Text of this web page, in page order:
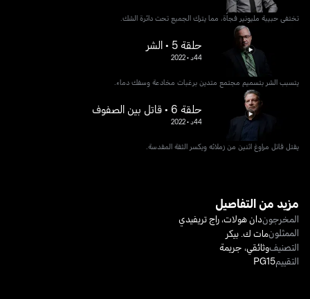
تختفي حبيبة مليونير فجأة، مما يترك الجميع تحت دائرة الشك.
حلقة 5 • الشر
44د •
2022
يتسبب الشر بتسميم مجتمع متدين برغبات مخادعة وسفك دماء.
حلقة 6 • قاتل بين الصفوف
44د •
2022
يقتل قاتل مراوغ اثنين من زملائه ويكسر الثقة المقدسة.
مزيد من التفاصيل
المخرجوندان هولات،راج تريفيدي
الممثلونمات ك. بيكر
التصنيفوثائقي، جريمة
التقييمPG15